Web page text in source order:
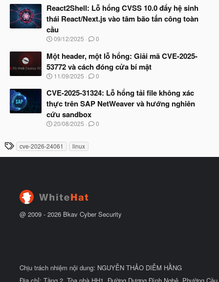
đ
ầ
u
à
b
ắ
t
ầ
u
React2Shell: Lỗ hổng CVSS 10.0 đẩy hệ sinh
thái React/Next.js vào tâm bão tấn công toàn
cầu
N
à
y
b
ắ
đ
ầ
u
09/12/2025 0
Một header, một lỗ hổng: Giải mã CVE-2025-
53772 và cách đóng cửa bí mật
N
à
b
ắ
t
u
11/09/2025 0
CVE-2025-31324: Lỗ hổng tải file không xác
thực trên SAP NetWeaver và hướng nghiên
cứu sandbox
N
y
u
20/08/2025 0
T
h
cve-2026-24061 linux
@ 2009 - 2026 Bkav Cyber Security
Chịu trách nhiệm nội dung: NGUYỄN THẢO DIỄM HẰNG